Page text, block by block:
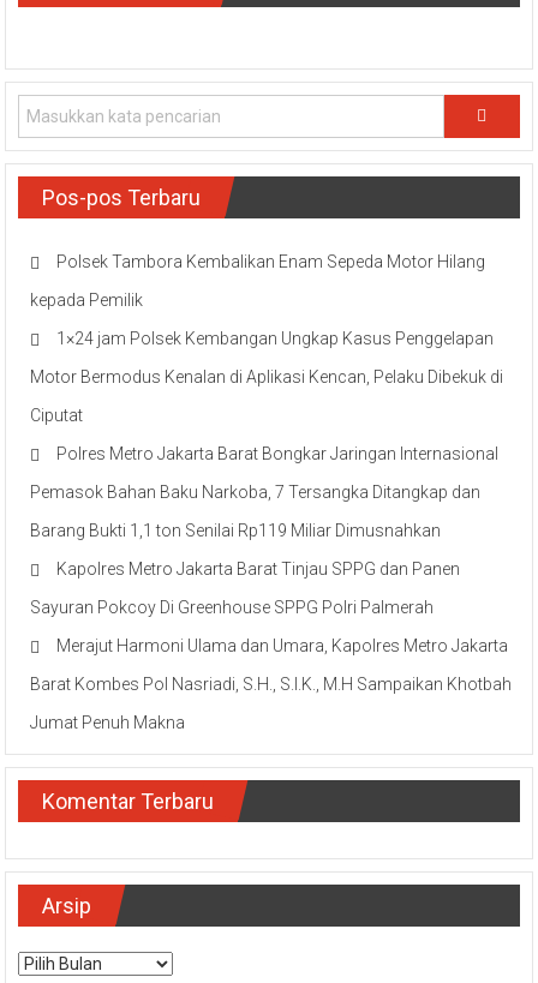
Pos-pos Terbaru
Polsek Tambora Kembalikan Enam Sepeda Motor Hilang
kepada Pemilik
1×24 jam Polsek Kembangan Ungkap Kasus Penggelapan
Motor Bermodus Kenalan di Aplikasi Kencan, Pelaku Dibekuk di
Ciputat
Polres Metro Jakarta Barat Bongkar Jaringan Internasional
Pemasok Bahan Baku Narkoba, 7 Tersangka Ditangkap dan
Barang Bukti 1,1 ton Senilai Rp119 Miliar Dimusnahkan
Kapolres Metro Jakarta Barat Tinjau SPPG dan Panen
Sayuran Pokcoy Di Greenhouse SPPG Polri Palmerah
Merajut Harmoni Ulama dan Umara, Kapolres Metro Jakarta
Barat Kombes Pol Nasriadi, S.H., S.I.K., M.H Sampaikan Khotbah
Jumat Penuh Makna
Komentar Terbaru
Arsip
Arsip